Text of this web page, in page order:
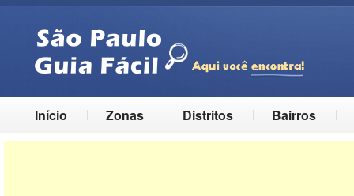
Início Zonas Distritos Bairros